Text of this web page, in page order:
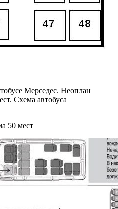
Мерседес. Неоплан
Схема автобуса